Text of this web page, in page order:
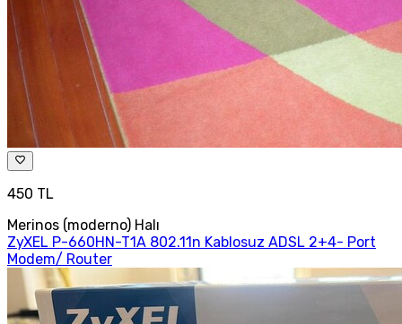
450 TL
Merinos (moderno) Halı
ZyXEL P-660HN-T1A 802.11n Kablosuz ADSL 2+4- Port
Modem/ Router